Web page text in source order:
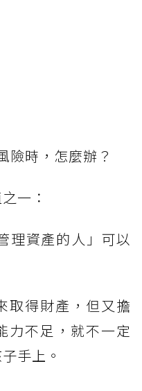
險時，怎麼辦？
一：
理資產的人」可以
取得財產，但又擔
力不足，就不一定
手上。